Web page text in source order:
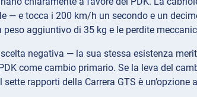
— e tocca i 200 km/h un secondo e un
aggiuntivo di 35 kg e le perdite
negativa — la sua stessa esistenza
come cambio primario. Se la leva del
rapporti della Carrera GTS è un’opzione